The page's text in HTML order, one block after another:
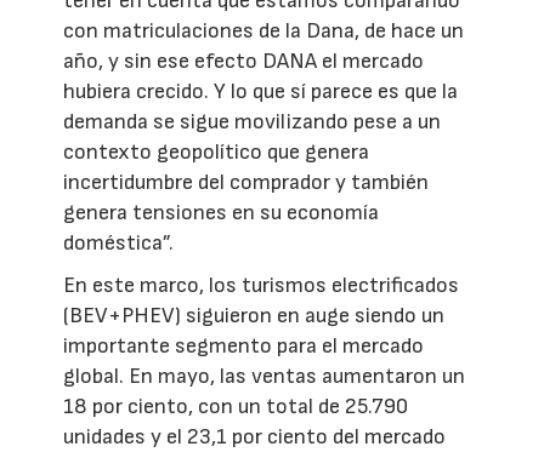
con matriculaciones de la Dana, de hace un
año, y sin ese efecto DANA el mercado
hubiera crecido. Y lo que sí parece es que la
demanda se sigue movilizando pese a un
contexto geopolítico que genera
incertidumbre del comprador y también
genera tensiones en su economía
doméstica”.
En este marco, los turismos electrificados
(BEV+PHEV) siguieron en auge siendo un
importante segmento para el mercado
global. En mayo, las ventas aumentaron un
18 por ciento, con un total de 25.790
unidades y el 23,1 por ciento del mercado